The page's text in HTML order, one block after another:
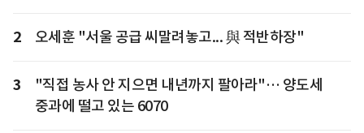
2 오세훈 "서울 공급 씨말려놓고... 與 적반하장"
3
"직접 농사 안 지으면 내년까지 팔아라"… 양도세
중과에 떨고 있는 6070